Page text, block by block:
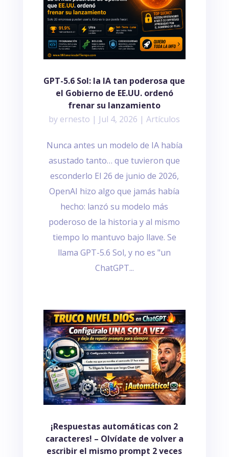
GPT-5.6 Sol: la IA tan poderosa que
el Gobierno de EE.UU. ordenó
frenar su lanzamiento
by ernesto | Jul 4, 2026 |Artículos
Nunca antes un modelo de IA había
asustado tanto… que tuvieron que
esconderlo El 26 de junio de 2026,
OpenAI hizo algo que jamás había
hecho: lanzó su modelo más
poderoso de la historia y al mismo
tiempo lo mantuvo bajo llave. Se
llama GPT-5.6 Sol, y no es "un
ChatGPT...
¡Respuestas automáticas con 2
caracteres! – Olvídate de volver a
escribir el mismo prompt 2 veces